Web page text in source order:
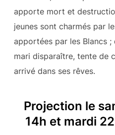
apporte mort et
jeunes sont charmés par
apportées par les Blancs
mari disparaître, tente de
arrivé dans ses rêves.
Projection le
14h et mardi